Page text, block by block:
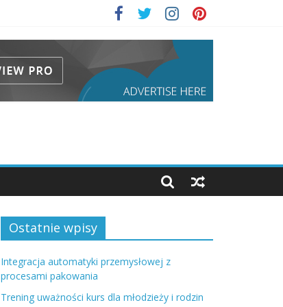
Ostatnie wpisy
Integracja automatyki przemysłowej z
procesami pakowania
Trening uważności kurs dla młodzieży i rodzin